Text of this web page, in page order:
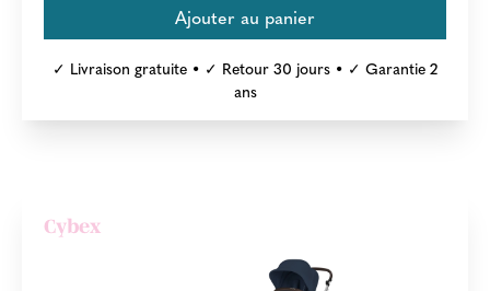
✓ Livraison gratuite • ✓ Retour 30 jours • ✓ Garantie 2
ans
Cybex